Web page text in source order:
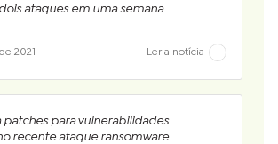
ataques em uma semana
2021 Ler a notícia
patches para vulnerabilidades
recente ataque ransomware